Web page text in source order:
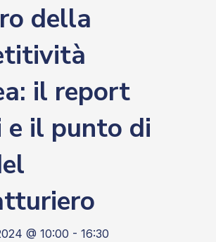
della
il report
e il punto di
@ 10:00 - 16:30